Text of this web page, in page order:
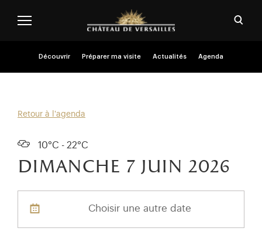
Découvrir Préparer ma visite Actualités Agenda
Retour à l'agenda
10°C - 22°C
dimanche 7juin 2026
Choisir une autre date